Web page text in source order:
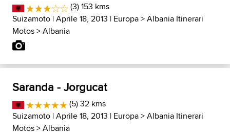
(3) 153 kms
Suizamoto | Aprile 18, 2013 | Europa>Albania Itinerari
Motos>Albania
Saranda - Jorgucat
(5) 32 kms
Suizamoto | Aprile 18, 2013 | Europa>Albania Itinerari
Motos>Albania